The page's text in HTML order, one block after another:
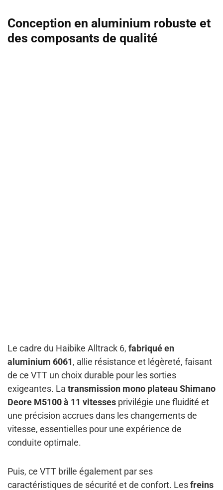
Conception en aluminium robuste et
des composants de qualité
Le cadre du Haibike Alltrack 6, fabriqué en
aluminium 6061, allie résistance et légèreté, faisant
de ce VTT un choix durable pour les sorties
exigeantes. La transmission mono plateau Shimano
Deore M5100 à 11 vitesses privilégie une fluidité et
une précision accrues dans les changements de
vitesse, essentielles pour une expérience de
conduite optimale.
Puis, ce VTT brille également par ses
caractéristiques de sécurité et de confort. Lesfreins